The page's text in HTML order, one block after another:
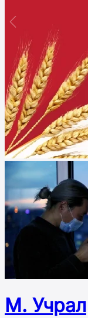
М. Учрал